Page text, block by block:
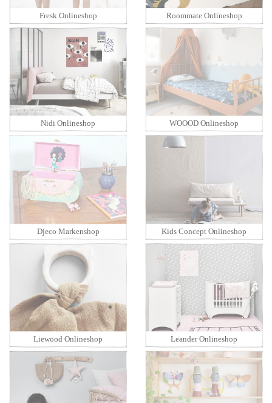
Fresk Onlineshop Roommate Onlineshop
Nidi Onlineshop WOOOD Onlineshop
Djeco Markenshop Kids Concept Onlineshop
Liewood Onlineshop Leander Onlineshop